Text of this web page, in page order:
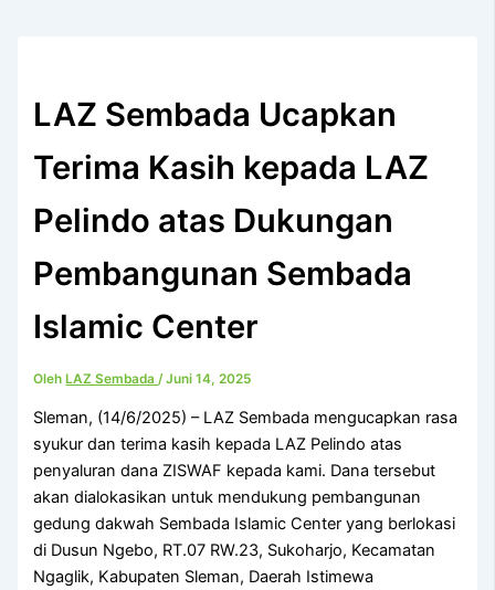
LAZ Sembada Ucapkan
Terima Kasih kepada LAZ
Pelindo atas Dukungan
Pembangunan Sembada
Islamic Center
OlehLAZ Sembada /Juni 14, 2025
Sleman, (14/6/2025) – LAZ Sembada mengucapkan rasa
syukur dan terima kasih kepada LAZ Pelindo atas
penyaluran dana ZISWAF kepada kami. Dana tersebut
akan dialokasikan untuk mendukung pembangunan
gedung dakwah Sembada Islamic Center yang berlokasi
di Dusun Ngebo, RT.07 RW.23, Sukoharjo, Kecamatan
Ngaglik, Kabupaten Sleman, Daerah Istimewa